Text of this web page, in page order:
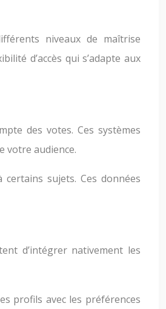
niveaux de maîtrise
d’accès qui s’adapte aux
des votes. Ces systèmes
votre audience.
sujets. Ces données
d’intégrer nativement les
profils avec les préférences